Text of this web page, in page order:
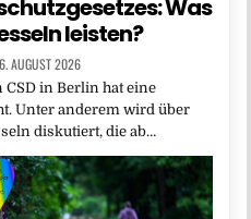
Was
leisten?
6. AUGUST 2026
CSD in Berlin hat eine
Unter anderem wird über
diskutiert, die ab…